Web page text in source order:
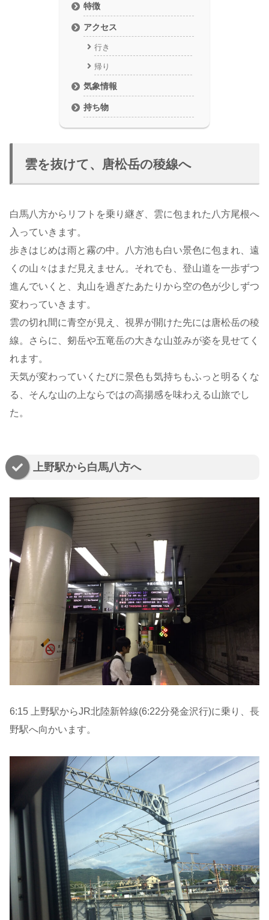
特徴
アクセス
行き
帰り
気象情報
持ち物
雲を抜けて、唐松岳の稜線へ
白馬八方からリフトを乗り継ぎ、雲に包まれた八方尾根へ
入っていきます。
歩きはじめは雨と霧の中。八方池も白い景色に包まれ、遠
くの山々はまだ見えません。それでも、登山道を一歩ずつ
進んでいくと、丸山を過ぎたあたりから空の色が少しずつ
変わっていきます。
雲の切れ間に青空が見え、視界が開けた先には唐松岳の稜
線。さらに、剱岳や五竜岳の大きな山並みが姿を見せてく
れます。
天気が変わっていくたびに景色も気持ちもふっと明るくな
る、そんな山の上ならではの高揚感を味わえる山旅でし
た。
上野駅から白馬八方へ
6:15 上野駅からJR北陸新幹線(6:22分発金沢行)に乗り、長
野駅へ向かいます。